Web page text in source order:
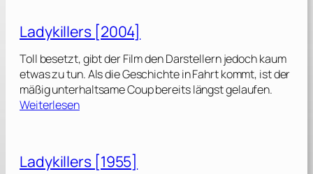
Ladykillers [2004]
Toll besetzt, gibt der Film den Darstellern jedoch kaum
etwas zu tun. Als die Geschichte in Fahrt kommt, ist der
mäßig unterhaltsame Coup bereits längst gelaufen.
Weiterlesen:
y
Ladykillers [1955]